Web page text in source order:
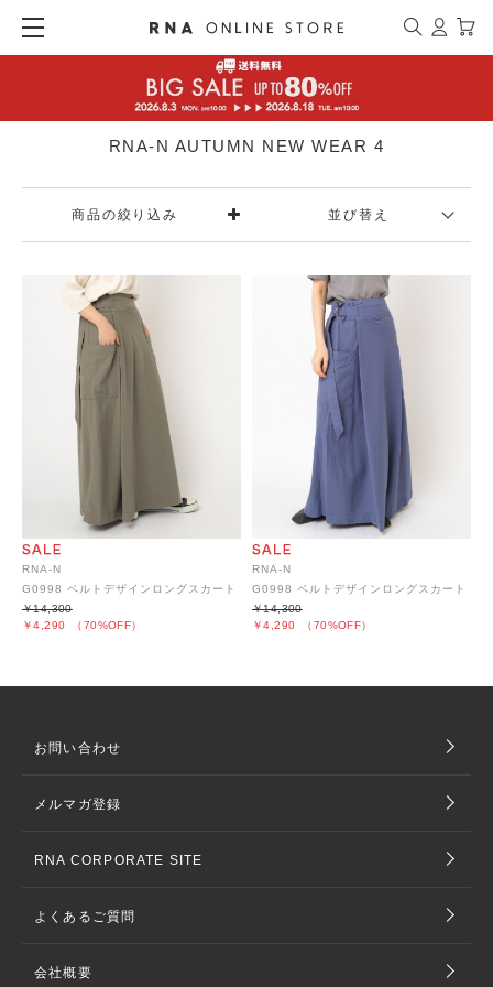
RNA-N AUTUMN NEW WEAR 4
商品の絞り込み 並び替え
RNA-N
G0998 ベルトデザインロングスカート
￥4,290 （70%OFF）
￥14,300
RNA-N
G0998 ベルトデザインロングスカート
￥4,290 （70%OFF）
￥14,300
お問い合わせ
メルマガ登録
RNA CORPORATE SITE
よくあるご質問
会社概要